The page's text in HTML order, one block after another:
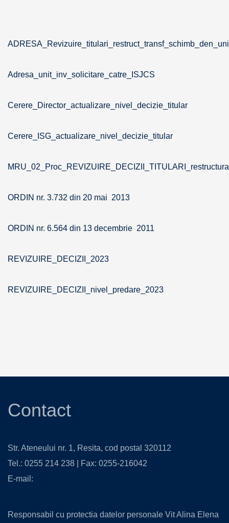
Adresa_unit_inv_solicitare_catre_ISJCS
Cerere_Director_actualizare_nivel_decizie_titular
Cerere_ISG_actualizare_nivel_decizie_titular
ORDIN nr. 3.732 din 20 mai 2013
ORDIN nr. 6.564 din 13 decembrie 2011
REVIZUIRE_DECIZII_2023
REVIZUIRE_DECIZII_nivel_predare_2023
Contact
Str. Ateneului nr. 1, Resita, cod postal 320112
Tel.: 0255 214 238 | Fax: 0255-216042
E-mail:
Responsabil cu protectia datelor personale Vit Alina Elena